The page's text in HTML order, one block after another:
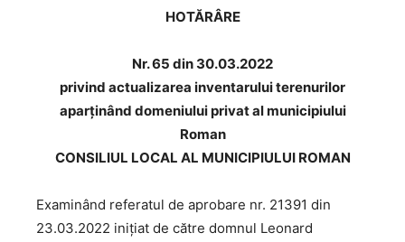
HOTĂRÂRE
Nr. 65 din 30.03.2022
privind actualizarea inventarului terenurilor
aparținând domeniului privat al municipiului
Roman
CONSILIUL LOCAL AL MUNICIPIULUI ROMAN
Examinând referatul de aprobare nr. 21391 din
23.03.2022 inițiat de către domnul Leonard